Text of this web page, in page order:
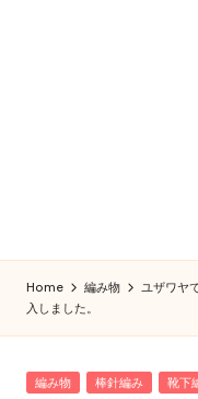
Home 編み物
ユザワヤ
入しました。
Posted
編み物 棒針編み 靴下